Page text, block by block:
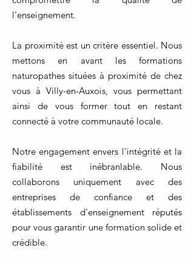
l'enseignement.
La proximité est un critère essentiel. Nous
mettons en avant les formations
naturopathes situées à proximité de chez
vous à Villy-en-Auxois, vous permettant
ainsi de vous former tout en restant
connecté à votre communauté locale.
Notre engagement envers l'intégrité et la
fiabilité est inébranlable. Nous
collaborons uniquement avec des
entreprises de confiance et des
établissements d'enseignement réputés
pour vous garantir une formation solide et
crédible.